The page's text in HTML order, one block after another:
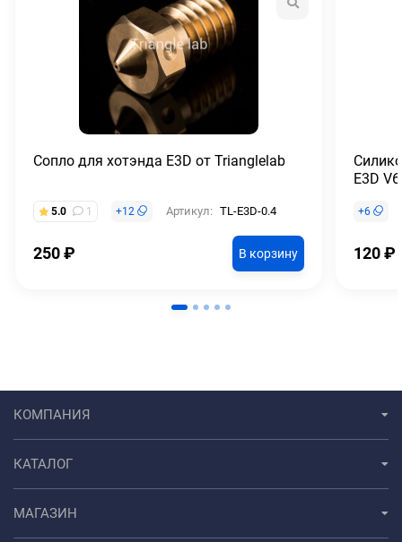
Сопло для хотэнда E3D от Trianglelab
5.0 1 +12 Артикул: TL-E3D-0.4
250₽ В корзину
E3D
+6
120₽
КОМПАНИЯ
КАТАЛОГ
МАГАЗИН